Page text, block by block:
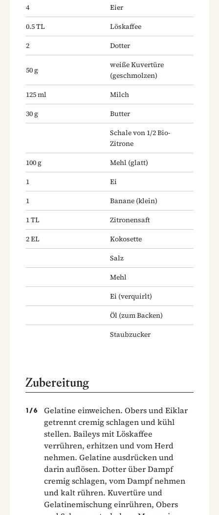
4
Eier
0.5TL
Löskaffee
2
Dotter
50g
weiße Kuvertüre
(geschmolzen)
125ml
Milch
30g
Butter
Schale von 1/2 Bio-
Zitrone
100g Mehl (glatt)
1
Ei
1
Banane (klein)
1TL
Zitronensaft
2EL
Kokosette
Salz
Mehl
Ei (verquirlt)
Öl (zum Backen)
Staubzucker
Zubereitung
1 /6
Gelatine einweichen. Obers und Eiklar
getrennt cremig schlagen und kühl
stellen. Baileys mit Löskaffee
verrühren, erhitzen und vom Herd
nehmen. Gelatine ausdrücken und
darin auflösen. Dotter über Dampf
cremig schlagen, vom Dampf nehmen
und kalt rühren. Kuvertüre und
Gelatinemischung einrühren, Obers